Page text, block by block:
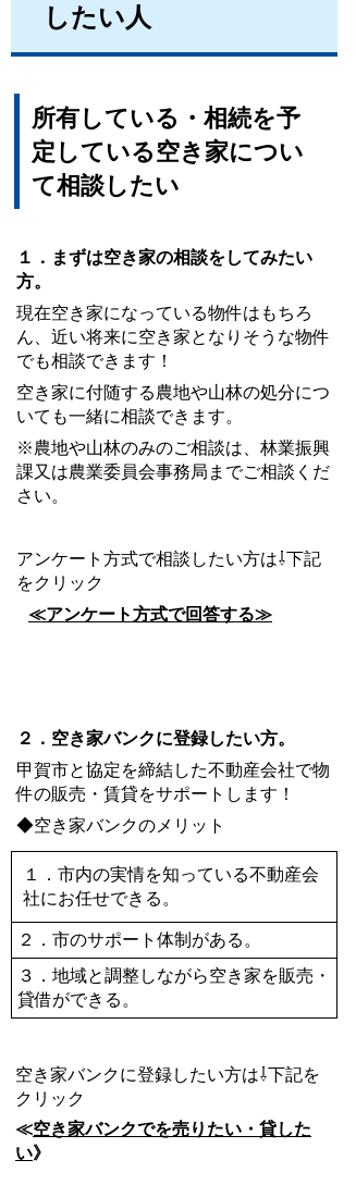
したい人
所有している・相続を予
定している空き家につい
て相談したい
１．まずは空き家の相談をしてみたい
方。
現在空き家になっている物件はもちろ
ん、近い将来に空き家となりそうな物件
でも相談できます！
空き家に付随する農地や山林の処分につ
いても一緒に相談できます。
※農地や山林のみのご相談は、林業振興
課又は農業委員会事務局までご相談くだ
さい。
アンケート方式で相談したい方は⇩下記
をクリック
≪アンケート方式で回答する≫
２．空き家バンクに登録したい方。
甲賀市と協定を締結した不動産会社で物
件の販売・賃貸をサポートします！
◆空き家バンクのメリット
１．市内の実情を知っている不動産会
社にお任せできる。
２． 市のサポート体制がある。
３． 地域と調整しながら空き家を販売・
貸借ができる。
空き家バンクに登録したい方は⇩下記を
クリック
≪空き家バンクでを売りたい・貸した
い》